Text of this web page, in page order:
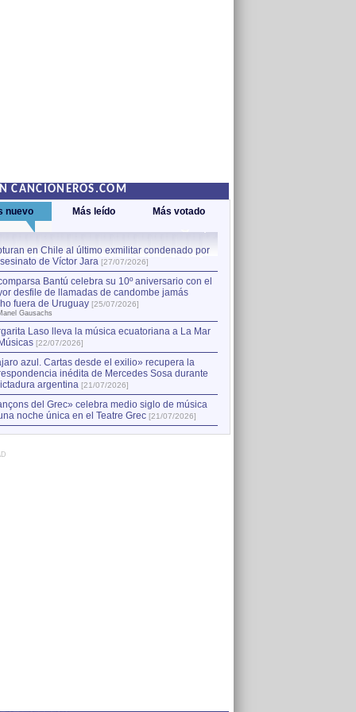
CANCIONEROS.COM
nuevo Más leído Más votado
en Chile al último exmilitar condenado por
de Víctor Jara [27/07/2026]
Bantú celebra su 10º aniversario con el
desfile de llamadas de candombe jamás
fuera de Uruguay [25/07/2026]
Gausachs
Laso lleva la música ecuatoriana a La Mar
[22/07/2026]
azul. Cartas desde el exilio» recupera la
inédita de Mercedes Sosa durante
argentina [21/07/2026]
del Grec» celebra medio siglo de música
noche única en el Teatre Grec [21/07/2026]